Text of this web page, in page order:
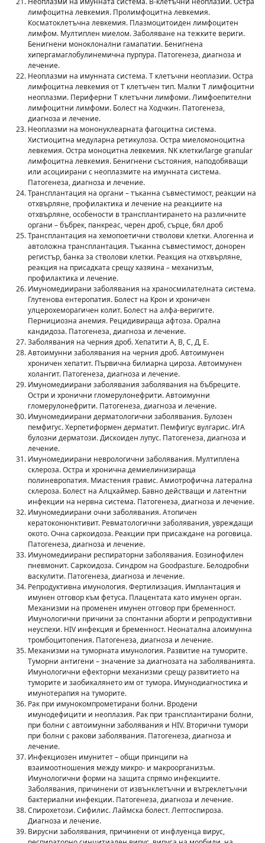
лимфоцитна левкемия. Пролимфоцитна левкемия.
Косматоклетъчна левкемия. Плазмоцитоиден лимфоцитен
лимфом. Мултиплен миелом. Заболяване на тежките вериги.
Бенигнени моноклонални гамапатии. Бенигнена
хипергамаглобулинемична пурпура. Патогенеза, диагноза и
лечение.
Неоплазми на имунната система. Т клетъчни неоплазии. Остра
лимфоцитна левкемия от Т клетъчен тип. Малки Т лимфоцитни
неоплазми. Периферни Т клетъчни лимфоми. Лимфоепителни
лимфоцитни лимфоми. Болест на Ходчкин. Патогенеза,
диагноза и лечение.
Неоплазми на мононуклеарната фагоцитна система.
Хистиоцитна медуларна ретикулоза. Остра миеломоноцитна
левкемия. Остра моноцитна левкемия. NK клетки/large granular
лимфоцитна левкемия. Бенигнени състояния, наподобяващи
или асоциирани с неоплазмите на имунната система.
Патогенеза, диагноза и лечение.
Трансплантация на органи – тъканна съвместимост, реакции на
отхвърляне, профилактика и лечение на реакциите на
отхвърляне, особености в трансплантирането на различните
органи – бъбрек, панкреас, черен дроб, сърце, бял дроб
Трансплантация на хемопоетични стволови клетки. Алогенна и
автоложна трансплантация. Тъканна съвместимост, донорен
регистър, банка за стволови клетки. Реакция на отхвърляне,
реакция на присадката срещу хазяина – механизъм,
профилактика и лечение.
Имуномедиирани заболявания на храносмилателната система.
Глутенова ентеропатия. Болест на Крон и хроничен
улцерохеморагичен колит. Болест на алфа-веригите.
Пернициозна анемия. Рецидивираща афтоза. Орална
кандидоза. Патогенеза, диагноза и лечение.
Заболявания на черния дроб. Хепатити А, В, С, Д, Е.
Автоимунни заболявания на черния дроб. Автоимунен
хроничен хепатит. Първична билиарна цироза. Автоимунен
холангит. Патогенеза, диагноза и лечение.
Имуномедиирани заболявания заболявания на бъбреците.
Остри и хронични гломерулонефрити. Автоимунни
гломерулонефрити. Патогенеза, диагноза и лечение.
Имуномедиирани дерматологични заболявания. Булозен
пемфигус. Херпетиформен дерматит. Пемфигус вулгарис. ИгА
булозни дерматози. Дискоиден лупус. Патогенеза, диагноза и
лечение.
Имуномедиирани неврологични заболявания. Мултиплена
склероза. Остра и хронична демиелинизираща
полиневропатия. Миастения гравис. Амиотрофична латерална
склероза. Болест на Алцхаймер. Бавно действащи и латентни
инфекции на нервна система. Патогенеза, диагноза и лечение.
Имуномедиирани очни заболявания. Атопичен
кератоконюнктивит. Ревматологични заболявания, увреждащи
окото. Очна саркоидоза. Реакции при присаждане на роговица.
Патогенеза, диагноза и лечение.
Имуномедиирани респираторни заболявания. Еозинофилен
пневмонит. Саркоидоза. Синдром на Goodpasture. Белодробни
васкулити. Патогенеза, диагноза и лечение.
Репродуктивна имунология. Фертилизация. Имплантация и
имунен отговор към фетуса. Плацентата като имунен орган.
Механизми на променен имунен отговор при бременност.
Имунологични причини за спонтанни аборти и репродуктивни
неуспехи. HIV инфекция и бременност. Неонатална алоимунна
тромбоцитопения. Патогенеза, диагноза и лечение.
Механизми на туморната имунология. Развитие на туморите.
Туморни антигени – значение за диагнозата на заболяванията.
Имунологични ефекторни механизми срещу развитието на
туморите и заобикалянето им от тумора. Имунодиагностика и
имунотерапия на туморите.
Рак при имунокомпрометирани болни. Вродени
имунодефицити и неоплазия. Рак при трансплантирани болни,
при болни с автоимунни заболявания и HIV. Вторични тумори
при болни с ракови заболявания. Патогенеза, диагноза и
лечение.
Инфекциозен имунитет – общи принципи на
взаимоотношения между микро- и макроорганизъм.
Имунологични форми на защита спрямо инфекциите.
Заболявания, причинени от извънклетъчни и вътреклетъчни
бактериални инфекции. Патогенеза, диагноза и лечение.
Спирохетози. Сифилис. Лаймска болест. Лептоспироза.
Диагноза и лечение.
Вирусни заболявания, причинени от инфлуенца вирус,